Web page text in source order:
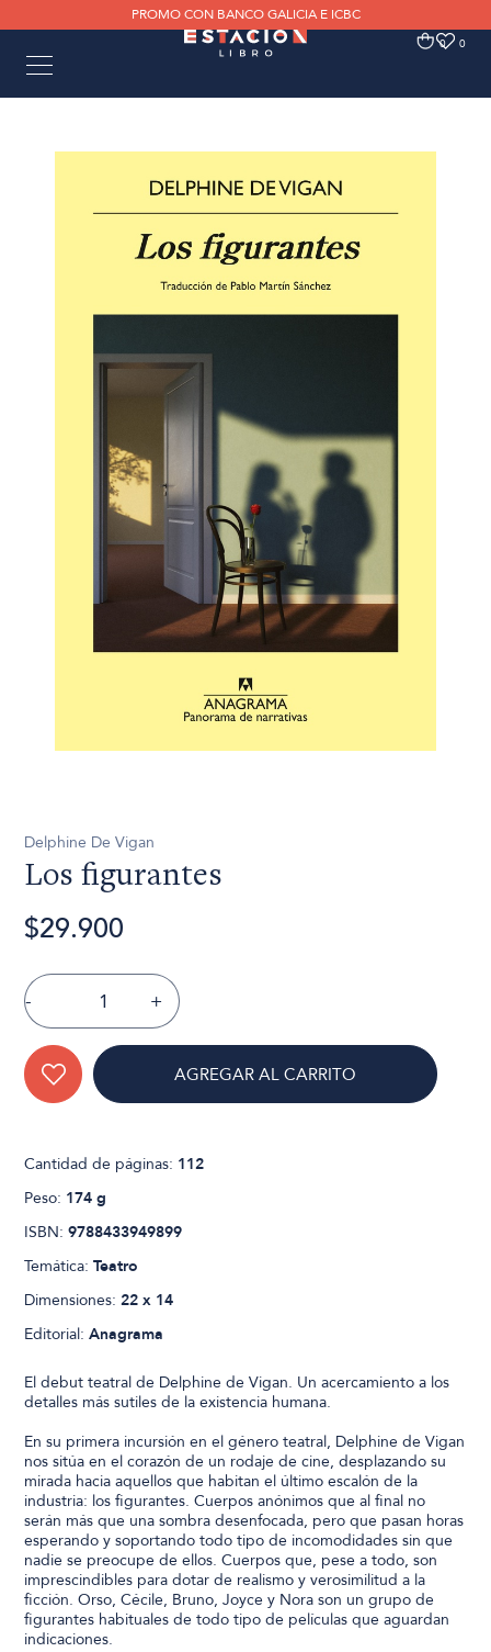
PROMO CON BANCO GALICIA E ICBC
0 0
Delphine De Vigan
Los figurantes
$29.900
- +
AGREGAR AL CARRITO
Cantidad de páginas: 112
Peso: 174 g
ISBN:9788433949899
Temática:Teatro
Dimensiones:22 x 14
Editorial:Anagrama
El debut teatral de Delphine de Vigan. Un acercamiento a los
detalles más sutiles de la existencia humana.
En su primera incursión en el género teatral, Delphine de Vigan
nos sitúa en el corazón de un rodaje de cine, desplazando su
mirada hacia aquellos que habitan el último escalón de la
industria: los figurantes. Cuerpos anónimos que al final no
serán más que una sombra desenfocada, pero que pasan horas
esperando y soportando todo tipo de incomodidades sin que
nadie se preocupe de ellos. Cuerpos que, pese a todo, son
imprescindibles para dotar de realismo y verosimilitud a la
ficción. Orso, Cécile, Bruno, Joyce y Nora son un grupo de
figurantes habituales de todo tipo de películas que aguardan
indicaciones.